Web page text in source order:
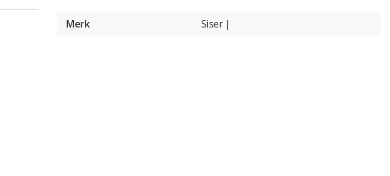
Merk Siser |